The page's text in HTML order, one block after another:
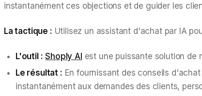
instantanément ces objections et de guider les
La tactique : Utilisez un assistant d'achat par IA
L'outil : Shoply AI est une puissante solution de
Le résultat : En fournissant des conseils
instantanément aux demandes des clients,